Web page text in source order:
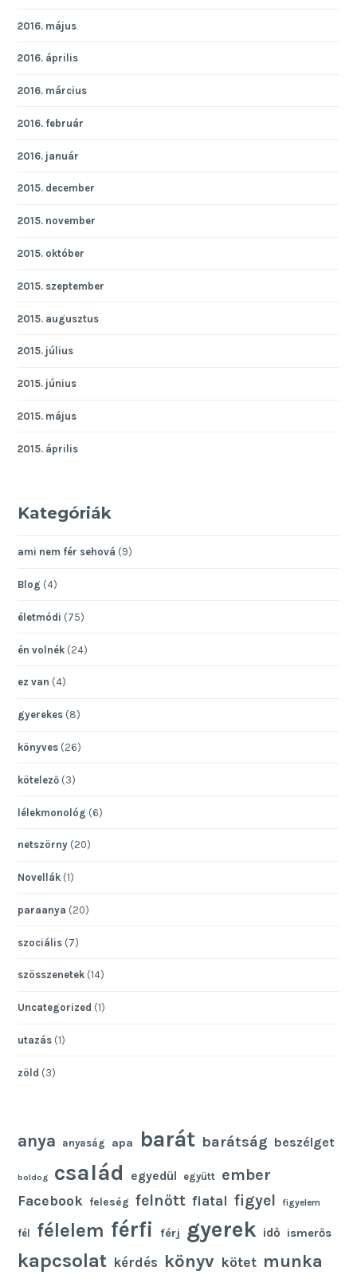
2016. május
2016. április
2016. március
2016. február
2016. január
2015. december
2015. november
2015. október
2015. szeptember
2015. augusztus
2015. július
2015. június
2015. május
2015. április
Kategóriák
ami nem fér sehová (9)
Blog (4)
életmódi (75)
én volnék (24)
ez van (4)
gyerekes (8)
könyves (26)
kötelező (3)
lélekmonológ (6)
netszörny (20)
Novellák (1)
paraanya (20)
szociális (7)
szösszenetek (14)
Uncategorized (1)
utazás (1)
zöld (3)
anya anyaság apa barát barátság beszélget
boldog család egyedül együtt ember
Facebook feleség felnőtt fiatal figyel figyelem
fél félelem férfi férj gyerek idő ismerős
kapcsolat kérdés könyv kötet munka